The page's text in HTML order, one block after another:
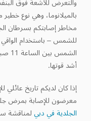
بالميلانوما، وهي نوع
مخاطر إصابتكم بسرطان
للشمس – باستخدام
أشد قوتها.
إذا كان لديكم تاريخ
معرضون للإصابة بمرض
الجلدية في دبيلمناقشة